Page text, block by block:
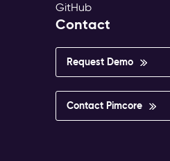
GitHub
Contact
Request Demo
Contact Pimcore